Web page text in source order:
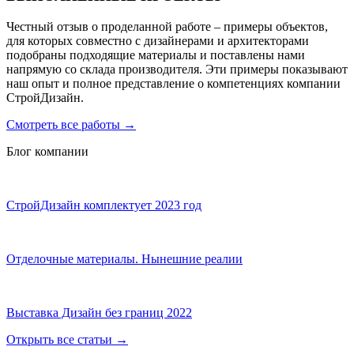
Честный отзыв о проделанной работе – примеры объектов,
для которых совместно с дизайнерами и архитекторами
подобраны подходящие материалы и поставлены нами
напрямую со склада производителя. Эти примеры показывают
наш опыт и полное представление о компетенциях компании
СтройДизайн.
Смотреть все работы →
Блог компании
СтройДизайн комплектует 2023 год
Отделочные материалы. Нынешние реалии
Выставка Дизайн без границ 2022
Открыть все статьи →